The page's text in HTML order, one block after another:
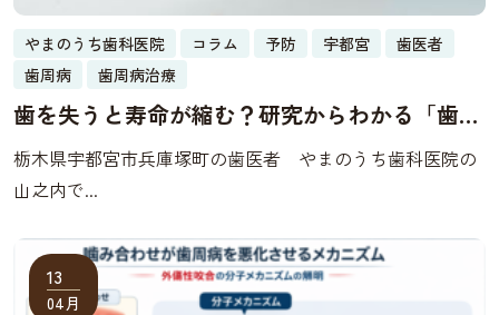
やまのうち歯科医院 コラム 予防 宇都宮
歯医者
歯周病
歯周病治療
歯を失うと寿命が縮む？研究からわかる「歯と
健康寿命」の深い関係
栃木県宇都宮市兵庫塚町の歯医者 やまのうち歯科医院の
山之内で...
13
04月